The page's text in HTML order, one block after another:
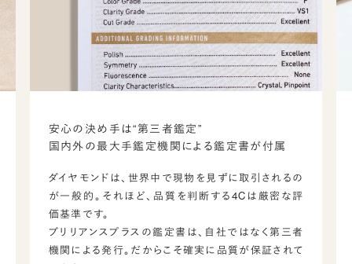
安心の決め手は“第三者鑑定”
国内外の最大手鑑定機関による鑑定書が付属
ダイヤモンドは、世界中で現物を見ずに取引されるの
が一般的。それほど、品質を判断する4Cは厳密な評
価基準です。
ブリリアンスプラスの鑑定書は、自社ではなく第三者
機関による発行。だからこそ確実に品質が保証されて